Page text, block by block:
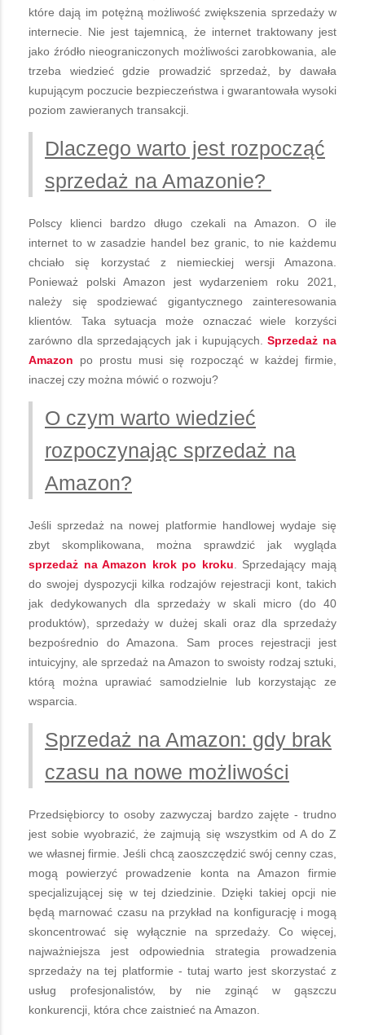
które dają im potężną możliwość zwiększenia sprzedaży w
internecie. Nie jest tajemnicą, że internet traktowany jest
jako źródło nieograniczonych możliwości zarobkowania, ale
trzeba wiedzieć gdzie prowadzić sprzedaż, by dawała
kupującym poczucie bezpieczeństwa i gwarantowała wysoki
poziom zawieranych transakcji.
Dlaczego warto jest rozpocząć
sprzedaż na Amazonie?
Polscy klienci bardzo długo czekali na Amazon. O ile
internet to w zasadzie handel bez granic, to nie każdemu
chciało się korzystać z niemieckiej wersji Amazona.
Ponieważ polski Amazon jest wydarzeniem roku 2021,
należy się spodziewać gigantycznego zainteresowania
klientów. Taka sytuacja może oznaczać wiele korzyści
zarówno dla sprzedających jak i kupujących.Sprzedaż na
Amazon po prostu musi się rozpocząć w każdej firmie,
inaczej czy można mówić o rozwoju?
O czym warto wiedzieć
rozpoczynając sprzedaż na
Amazon?
Jeśli sprzedaż na nowej platformie handlowej wydaje się
zbyt skomplikowana, można sprawdzić jak wygląda
sprzedaż na Amazon krok po kroku . Sprzedający mają
do swojej dyspozycji kilka rodzajów rejestracji kont, takich
jak dedykowanych dla sprzedaży w skali micro (do 40
produktów), sprzedaży w dużej skali oraz dla sprzedaży
bezpośrednio do Amazona. Sam proces rejestracji jest
intuicyjny, ale sprzedaż na Amazon to swoisty rodzaj sztuki,
którą można uprawiać samodzielnie lub korzystając ze
wsparcia.
Sprzedaż na Amazon: gdy brak
czasu na nowe możliwości
Przedsiębiorcy to osoby zazwyczaj bardzo zajęte - trudno
jest sobie wyobrazić, że zajmują się wszystkim od A do Z
we własnej firmie. Jeśli chcą zaoszczędzić swój cenny czas,
mogą powierzyć prowadzenie konta na Amazon firmie
specjalizującej się w tej dziedzinie. Dzięki takiej opcji nie
będą marnować czasu na przykład na konfigurację i mogą
skoncentrować się wyłącznie na sprzedaży. Co więcej,
najważniejsza jest odpowiednia strategia prowadzenia
sprzedaży na tej platformie - tutaj warto jest skorzystać z
usług profesjonalistów, by nie zginąć w gąszczu
konkurencji, która chce zaistnieć na Amazon.